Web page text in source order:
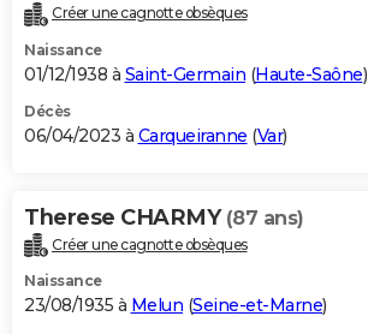
Créer une cagnotte obsèques
Naissance
01/12/1938 à Saint-Germain (Haute-Saône)
Décès
06/04/2023 à Carqueiranne (Var)
Therese CHARMY (87 ans)
Créer une cagnotte obsèques
Naissance
23/08/1935 à Melun (Seine-et-Marne)